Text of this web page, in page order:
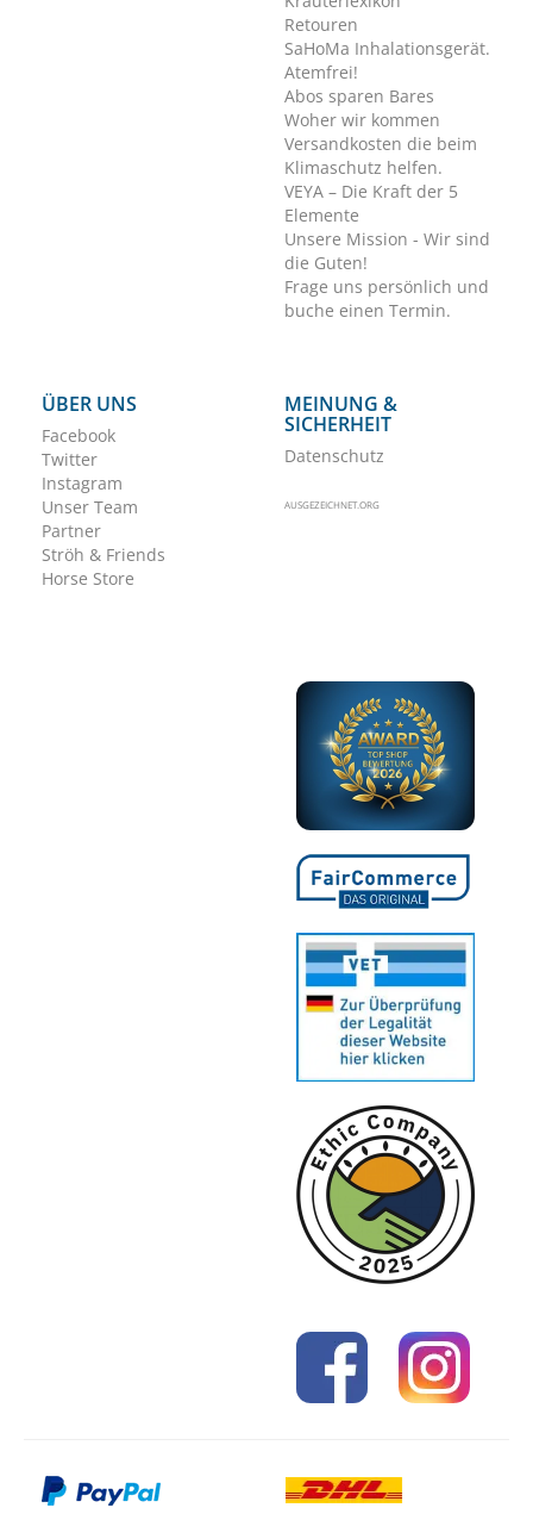
Retouren
SaHoMa Inhalationsgerät.
Atemfrei!
Abos sparen Bares
Woher wir kommen
Versandkosten die beim
Klimaschutz helfen.
VEYA – Die Kraft der 5
Elemente
Unsere Mission - Wir sind
die Guten!
Frage uns persönlich und
buche einen Termin.
ÜBER UNS
Facebook
Twitter
Instagram
Unser Team
Partner
Ströh & Friends
Horse Store
MEINUNG &
SICHERHEIT
Datenschutz
AUSGEZEICHNET.ORG